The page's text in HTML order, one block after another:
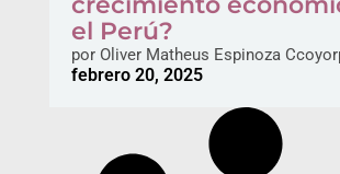
el Perú?
porOliver Matheus Espinoza
febrero 20, 2025